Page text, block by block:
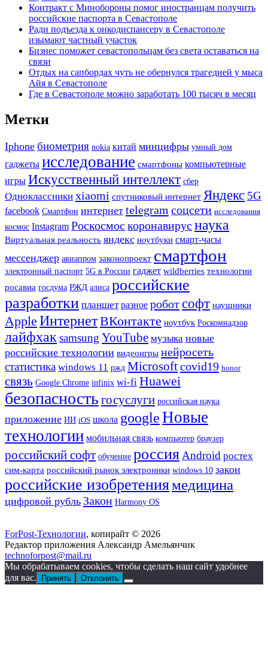
Контракт с Минобороны помог иностранцам получить
российские паспорта в Севастополе
Ради подъезда к онкодиспансеру в Севастополе
изымают частный участок
Бизнес поможет севастопольцам без света оставаться на
связи
Отдых на сапбордах чуть не обернулся трагедией у мыса
Айя в Севастополе
Где в Севастополе можно заработать 100 тысяч в месяц
Метки
Iphone биометрия nokia китай минцифры умный дом
гаджеты исследование смартфоны компьютерные
игры Искусственный интеллект сбер
Одноклассники xiaomi спутниковый интернет Яндекс 5G
facebook Смартфон интернет telegram соцсети исследования
космос Instagram Роскосмос коронавирус наука
Виртуальная реальность яндекс ноутбуки смарт-часы
мессенджер авиапром законопроект смартфон
электронный паспорт 5G в России гаджет wildberries технологии
росавиа госдума РЖД алиса российские
разработки планшет разное роботсофт наушники
Apple ИнтернетВКонтакте ноутбук Роскомнадзор
лайфхак samsung YouTube музыка новые
российские технологии видеоигры нейросеть
статистика windows 11 ржд Microsoftcovid19 honor
связь Google Chrome infinix wi-fi Huawei
безопасность госуслуги российская наука
приложение ИИ iOS школа googleНовые
технологии мобильная связь компьютер браузер
российский софт обучение россия Android ростех
сим-карта российский рынок электроники windows 10 закон
российские изобретениямедицина
цифровой рубль Закон Harmony OS
ForPost-Технологии, копирайт © 2026
Редактор приложения Александр Амельянчик
technoforpost@mail.ru
Мы обрабатываем cookies, чтобы сделать наш сайт удобнее
для вас.
Принять Отклонить